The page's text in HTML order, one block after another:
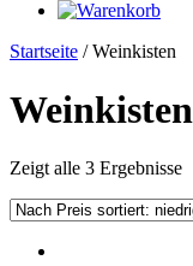
Startseite / Weinkisten
Weinkisten
Zeigt alle 3 Ergebnisse